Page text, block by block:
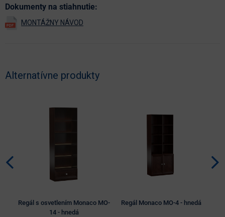
Dokumenty na stiahnutie:
Alternatívne produkty
Regál s osvetlením Monaco MO-
14 - hnedá
Regál Monaco MO-4 - hnedá